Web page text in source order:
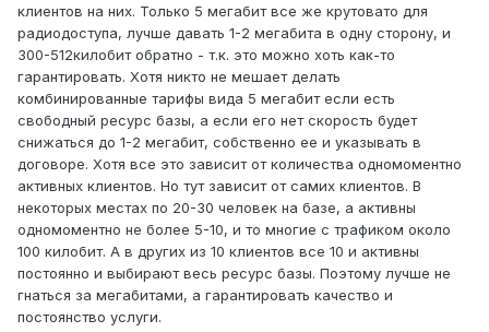
клиентов на них. Только 5 мегабит все же крутовато для
радиодоступа, лучше давать 1-2 мегабита в одну сторону, и
300-512килобит обратно - т.к. это можно хоть как-то
гарантировать. Хотя никто не мешает делать
комбинированные тарифы вида 5 мегабит если есть
свободный ресурс базы, а если его нет скорость будет
снижаться до 1-2 мегабит, собственно ее и указывать в
договоре. Хотя все это зависит от количества одномоментно
активных клиентов. Но тут зависит от самих клиентов. В
некоторых местах по 20-30 человек на базе, а активны
одномоментно не более 5-10, и то многие с трафиком около
100 килобит. А в других из 10 клиентов все 10 и активны
постоянно и выбирают весь ресурс базы. Поэтому лучше не
гнаться за мегабитами, а гарантировать качество и
постоянство услуги.